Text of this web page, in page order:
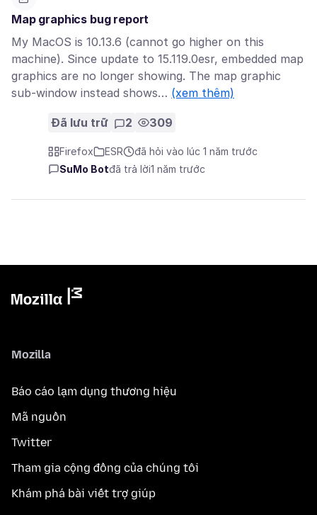
Map graphics bug report
My MacOS is 10.13.6 (cannot go higher on this
machine). Since update to 15.119.0esr, embedded map
graphics are no longer showing. The map graphic
sub-window instead shows… (xem thêm)
Đã lưu trữ 2 309
Firefox ESR
đã hỏi vào lúc 1 năm trước
SuMo Botđã trả lời1 năm trước
Mozilla
Báo cáo lạm dụng thương hiệu
Mã nguồn
Twitter
Tham gia cộng đồng của chúng tôi
Khám phá bài viết trợ giúp